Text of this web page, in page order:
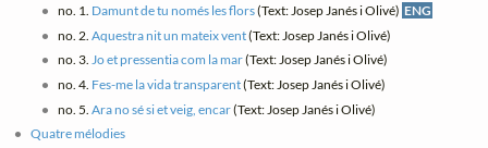
no. 1. Damunt de tu només les flors(Text: Josep Janés i Olivé) ENG
no. 2. Aquestra nit un mateix vent(Text: Josep Janés i Olivé)
no. 3. Jo et pressentia com la mar(Text: Josep Janés i Olivé)
no. 4. Fes-me la vida transparent(Text: Josep Janés i Olivé)
no. 5. Ara no sé si et veig, encar(Text: Josep Janés i Olivé)
Quatre mélodies